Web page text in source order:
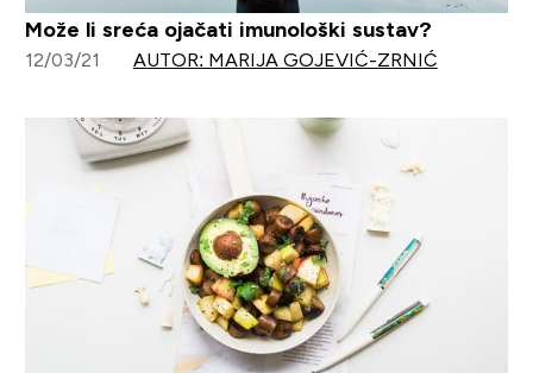
Može li sreća ojačati imunološki sustav?
12/03/21 AUTOR: MARIJA GOJEVIĆ-ZRNIĆ